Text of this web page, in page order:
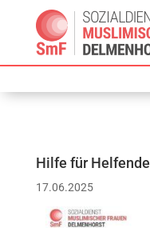
Hilfe für Helfende
17.06.2025